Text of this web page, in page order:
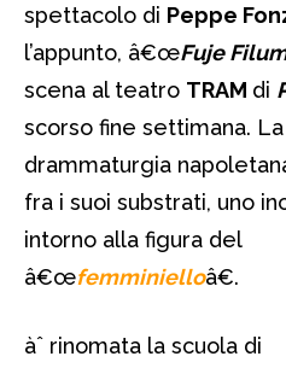
spettacolo di Peppe
l’appunto, â€œFuje
scena al teatro TRAM di
scorso fine settimana. La
drammaturgia
fra i suoi substrati, uno
intorno alla figura del
â€œfemminielloâ€.
àˆ rinomata la scuola di